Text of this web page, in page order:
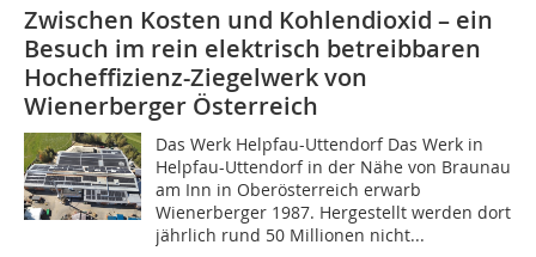
Zwischen Kosten und Kohlendioxid – ein
Besuch im rein elektrisch betreibbaren
Hocheffizienz-Ziegelwerk von
Wienerberger Österreich
Das Werk Helpfau-Uttendorf Das Werk in
Helpfau-Uttendorf in der Nähe von Braunau
am Inn in Oberösterreich erwarb
Wienerberger 1987. Hergestellt werden dort
jährlich rund 50 Millionen nicht...